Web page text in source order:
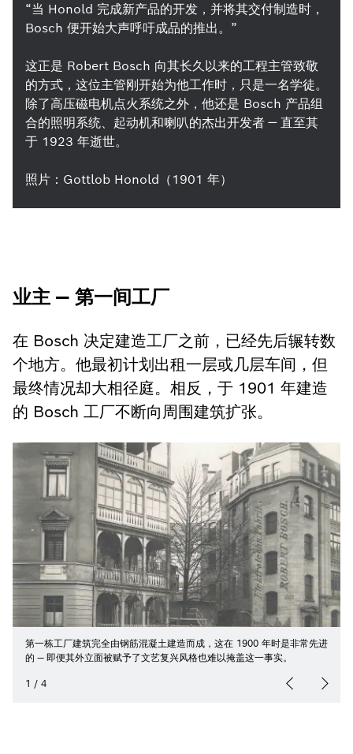
“当 Honold 完成新产品的开发，并将其交付制造时，
Bosch 便开始大声呼吁成品的推出。”
这正是 Robert Bosch 向其长久以来的工程主管致敬
的方式，这位主管刚开始为他工作时，只是一名学徒。
除了高压磁电机点火系统之外，他还是 Bosch 产品组
合的照明系统、起动机和喇叭的杰出开发者 — 直至其
于 1923 年逝世。
照片：Gottlob Honold（1901 年）
业主 — 第一间工厂
在 Bosch 决定建造工厂之前，已经先后辗转数
个地方。他最初计划出租一层或几层车间，但
最终情况却大相径庭。相反，于 1901 年建造
的 Bosch 工厂不断向周围建筑扩张。
第一栋工厂建筑完全由钢筋混凝土建造而成，这在 1900 年时是非常先进
的 — 即便其外立面被赋予了文艺复兴风格也难以掩盖这一事实。
1 / 4